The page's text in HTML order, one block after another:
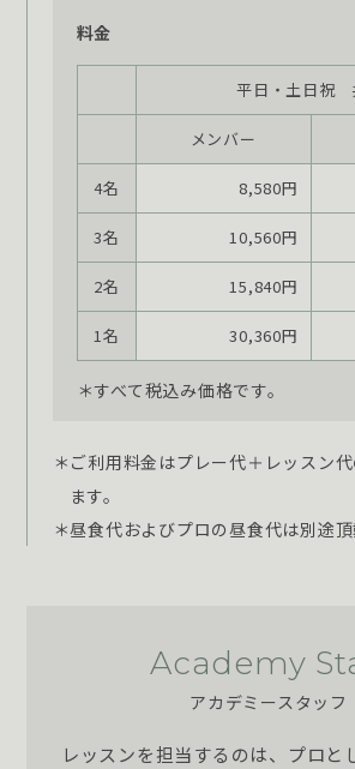
料金
平日・土日祝
メンバー
4名 8,580円
3名 10,560円
2名 15,840円
1名 30,360円
＊すべて税込み価格です。
＊ご利用料金はプレー代＋レッスン
ます。
＊昼食代およびプロの昼食代は別途頂
Academy
アカデミースタッフ
レッスンを担当するのは、プロと